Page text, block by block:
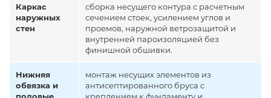
Каркас
наружных
стен
сборка несущего контура с расчетным
сечением стоек, усилением углов и
проемов, наружной ветрозащитой и
внутренней пароизоляцией без
финишной обшивки.
Нижняя
обвязка и
монтаж несущих элементов из
антисептированного бруса с